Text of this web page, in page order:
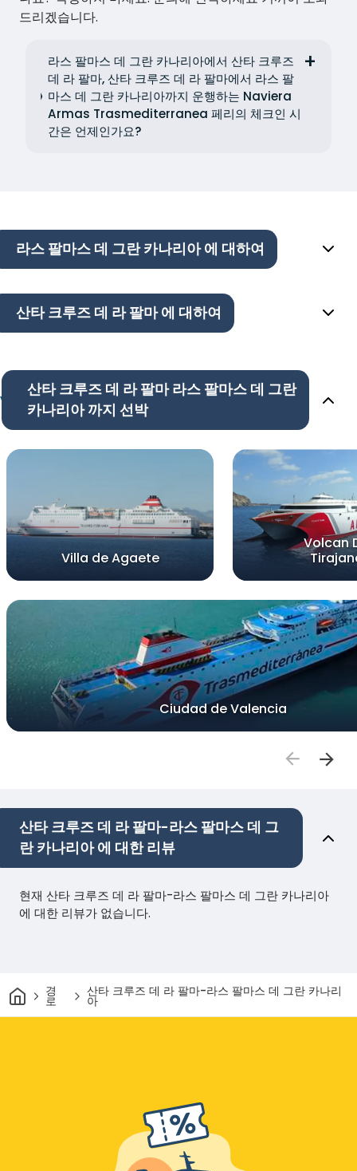
드리겠습니다.
라스 팔마스 데 그란 카나리아에서 산타 크루즈
데 라 팔마, 산타 크루즈 데 라 팔마에서 라스 팔
마스 데 그란 카나리아까지 운행하는 Naviera
Armas Trasmediterranea 페리의 체크인 시
간은 언제인가요?
라스 팔마스 데 그란 카나리아 에 대하여
산타 크루즈 데 라 팔마 에 대하여
산타 크루즈 데 라 팔마 라스 팔마스 데 그란
카나리아 까지 선박
Villa de Agaete
Volcan
Ciudad de Valencia
산타 크루즈 데 라 팔마-라스 팔마스 데 그
란 카나리아 에 대한 리뷰
현재 산타 크루즈 데 라 팔마-라스 팔마스 데 그란 카나리아
에 대한 리뷰가 없습니다.
집 경
로
산타 크루즈 데 라 팔마-라스 팔마스 데 그란 카나리
아